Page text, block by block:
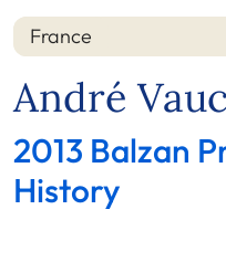
France
André
2013 Balzan
History